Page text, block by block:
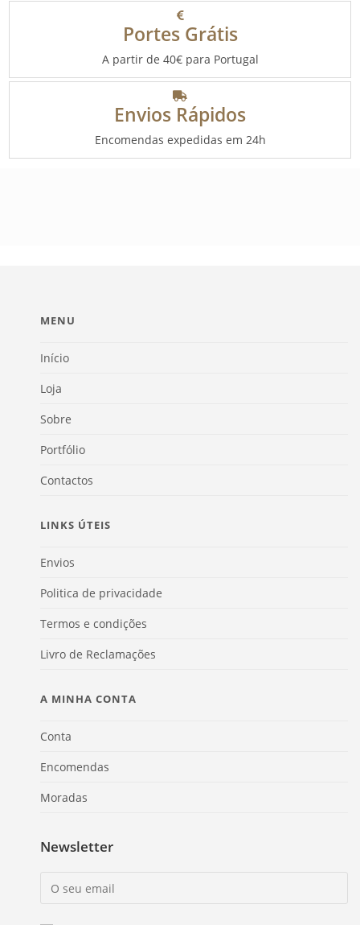
Portes Grátis
A partir de 40€ para Portugal
Envios Rápidos
Encomendas expedidas em 24h
MENU
Início
Loja
Sobre
Portfólio
Contactos
LINKS ÚTEIS
Envios
Politica de privacidade
Termos e condições
Livro de Reclamações
A MINHA CONTA
Conta
Encomendas
Moradas
Newsletter